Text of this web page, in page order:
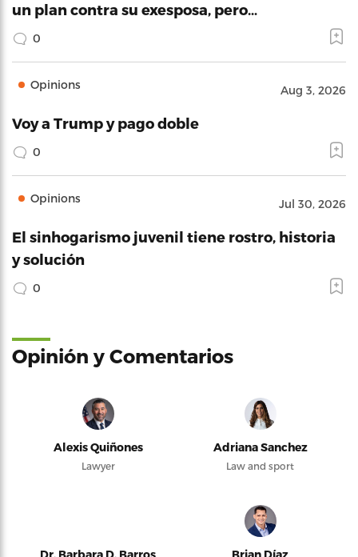
un plan contra su exesposa, pero…
0
Opinions Aug 3, 2026
Voy a Trump y pago doble
0
Opinions Jul 30, 2026
El sinhogarismo juvenil tiene rostro, historia
y solución
0
Opinión y Comentarios
Alexis Quiñones
Lawyer
Adriana Sanchez
Law and sport
Dr. Barbara D. Barros Brian Díaz